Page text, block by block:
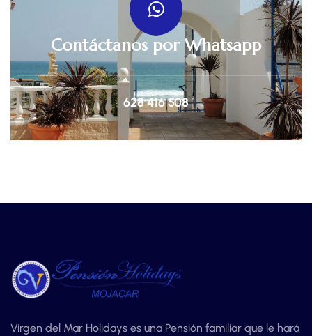
Contáctanos por Whatsapp
628 416 508
Virgen del Mar Holidays es una Pensión familiar que le hará